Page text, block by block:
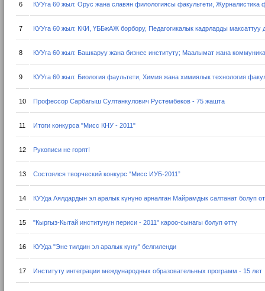
6 КУУга 60 жыл: Орус жана славян филологиясы факультети, Журналистика
7 КУУга 60 жыл: ККИ, ҮББжАЖ борбору, Педагогикалык кадрларды максаттуу
8 КУУга 60 жыл: Башкаруу жана бизнес институту; Маалымат жана
9 КУУга 60 жыл: Биология фаультети, Химия жана химиялык технология
10 Профессор Сарбагыш Султанкулович Рустембеков - 75 жашта
11 Итоги конкурса "Мисс КНУ - 2011"
12 Рукописи не горят!
13 Состоялся творческий конкурс “Мисс ИУБ-2011”
14 КУУда Аялдардын эл аралык күнүнө арналган Майрамдык салтанат болуп
15 "Кыргыз-Кытай институнун периси - 2011" кароо-сынагы болуп өттү
16 КУУда "Эне тилдин эл аралык күнү" белгиленди
17 Институту интеграции международных образовательных программ - 15 лет